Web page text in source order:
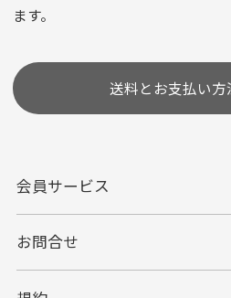
代金引換
代引手数料一律400円
ます。
送料とお支払い方
会員サービス
お問合せ